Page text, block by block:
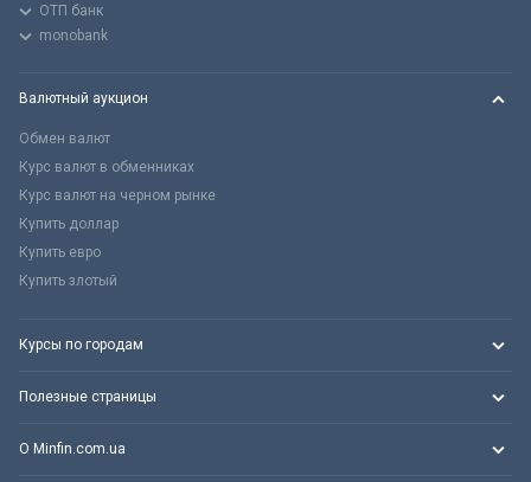
ОТП банк
monobank
Валютный аукцион
Обмен валют
Курс валют в обменниках
Курс валют на черном рынке
Купить доллар
Купить евро
Купить злотый
Курсы по городам
Полезные страницы
О Minfin.com.ua